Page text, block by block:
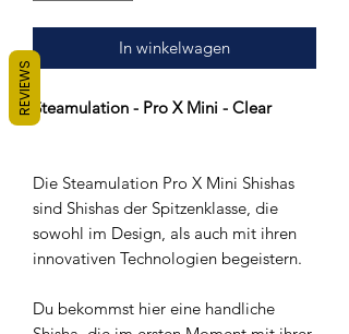
In winkelwagen
Steamulation - Pro X Mini - Clear
Die Steamulation Pro X Mini Shishas
sind Shishas der Spitzenklasse, die
sowohl im Design, als auch mit ihren
innovativen Technologien begeistern.
Du bekommst hier eine handliche
REVIEWS